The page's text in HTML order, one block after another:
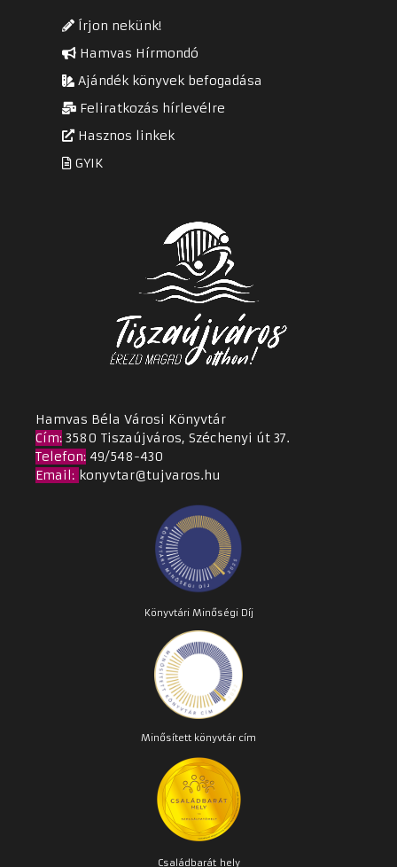
Írjon nekünk!
Hamvas Hírmondó
Ajándék könyvek befogadása
Feliratkozás hírlevélre
Hasznos linkek
GYIK
Hamvas Béla Városi Könyvtár
Cím: 3580 Tiszaújváros, Széchenyi út 37.
Telefon: 49/548-430
Email: konyvtar@tujvaros.hu
Könyvtári Minőségi Díj
Minősített könyvtár cím
Családbarát hely